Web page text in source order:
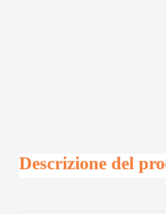
Descrizione del